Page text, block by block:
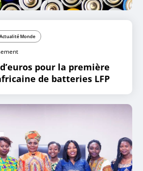
Actualité Monde
pour la première
de batteries LFP